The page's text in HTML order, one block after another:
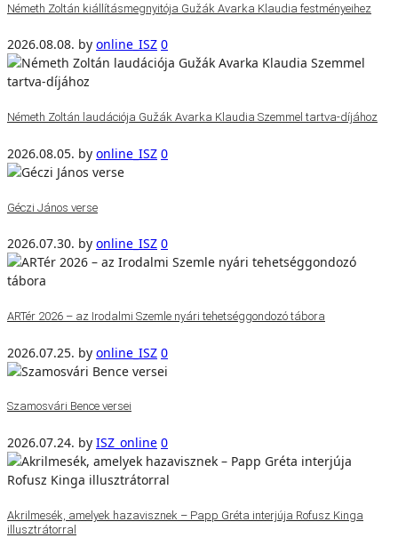
Németh Zoltán kiállításmegnyitója Gužák Avarka Klaudia festményeihez
2026.08.08. by online_ISZ 0
Németh Zoltán laudációja Gužák Avarka Klaudia Szemmel tartva-díjához
2026.08.05. by online_ISZ 0
Géczi János verse
2026.07.30. by online_ISZ 0
ARTér 2026 – az Irodalmi Szemle nyári tehetséggondozó tábora
2026.07.25. by online_ISZ 0
Szamosvári Bence versei
2026.07.24. by ISZ_online 0
Akrilmesék, amelyek hazavisznek – Papp Gréta interjúja Rofusz Kinga
illusztrátorral